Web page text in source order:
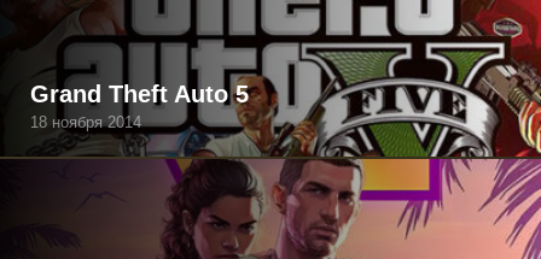
Grand Theft Auto 5
18 ноября 2014